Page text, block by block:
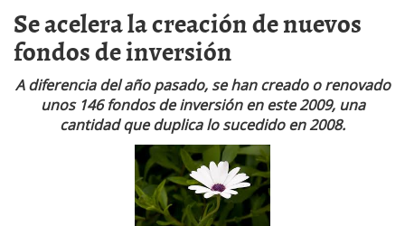
Se acelera la creación de nuevos
fondos de inversión
A diferencia del año pasado, se han creado o renovado
unos 146 fondos de inversión en este 2009, una
cantidad que duplica lo sucedido en 2008.